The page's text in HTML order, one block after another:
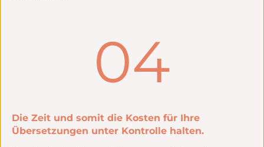
04
Die Zeit und somit die Kosten für Ihre
Übersetzungen unter Kontrolle halten.